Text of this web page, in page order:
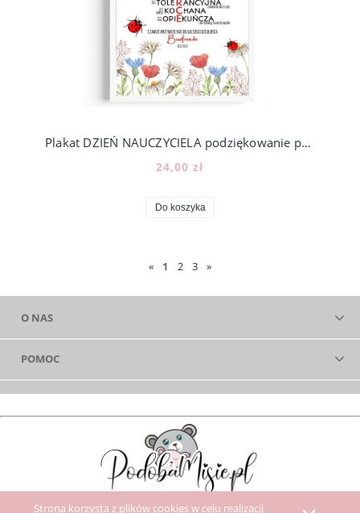
Strona korzysta z plików cookies w celu realizacji
Plakat DZIEŃ NAUCZYCIELA podziękowanie prezent, N03
24,00 zł
Do koszyka
« 1 2 3 »
O NAS
POMOC